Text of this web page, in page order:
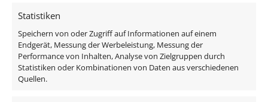
Statistiken
Speichern von oder Zugriff auf Informationen auf einem
Endgerät, Messung der Werbeleistung, Messung der
Performance von Inhalten, Analyse von Zielgruppen durch
Statistiken oder Kombinationen von Daten aus verschiedenen
Quellen.
nach Zahlungseingang eine Email mit einer
Gutscheinkarte. Auf dieser befindet sich ein
Rabattcode der während dem Bestellprozess
eingelöst werden kann.
Technische Daten